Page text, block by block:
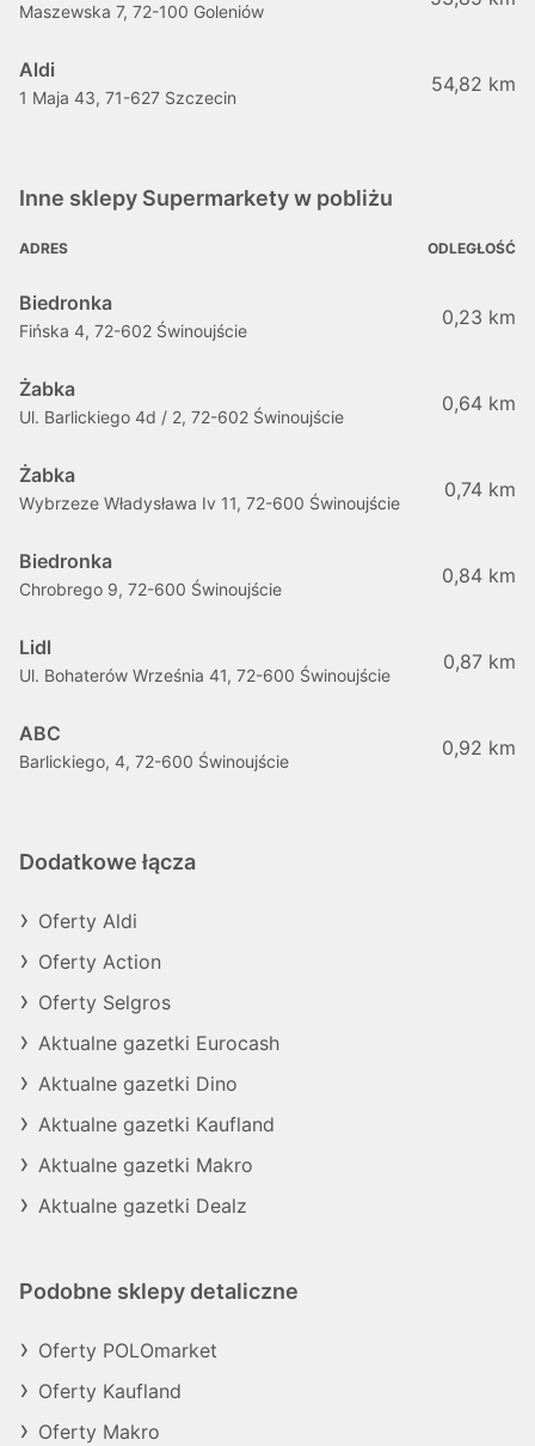
Maszewska 7, 72-100 Goleniów
Aldi
1 Maja 43, 71-627 Szczecin
54,82 km
Inne sklepy Supermarkety w pobliżu
ADRES ODLEGŁOŚĆ
Biedronka
Fińska 4, 72-602 Świnoujście
0,23 km
Żabka
Ul. Barlickiego 4d / 2, 72-602 Świnoujście
0,64 km
Żabka
Wybrzeze Władysława Iv 11, 72-600 Świnoujście
0,74 km
Biedronka
Chrobrego 9, 72-600 Świnoujście
0,84 km
Lidl
Ul. Bohaterów Września 41, 72-600 Świnoujście
0,87 km
ABC
Barlickiego, 4, 72-600 Świnoujście
0,92 km
Dodatkowe łącza
Oferty Aldi
Oferty Action
Oferty Selgros
Aktualne gazetki Eurocash
Aktualne gazetki Dino
Aktualne gazetki Kaufland
Aktualne gazetki Makro
Aktualne gazetki Dealz
Podobne sklepy detaliczne
Oferty POLOmarket
Oferty Kaufland
Oferty Makro